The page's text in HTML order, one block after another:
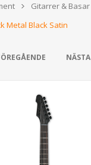
Gitarrer & Basar
Metal Black Satin
NÄSTA